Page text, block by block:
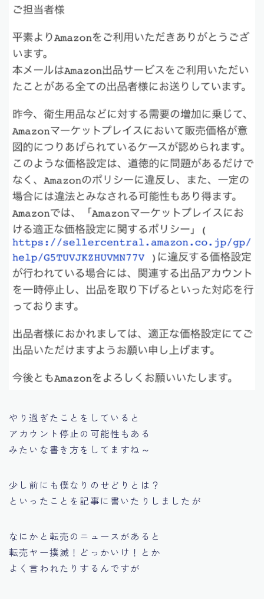
やり過ぎたことをしていると
アカウント停止の可能性もある
みたいな書き方をしてますね～
少し前にも僕なりのせどりとは？
といったことを記事に書いたりしましたが
なにかと転売のニュースがあると
転売ヤー撲滅！どっかいけ！とか
よく言われたりするんですが